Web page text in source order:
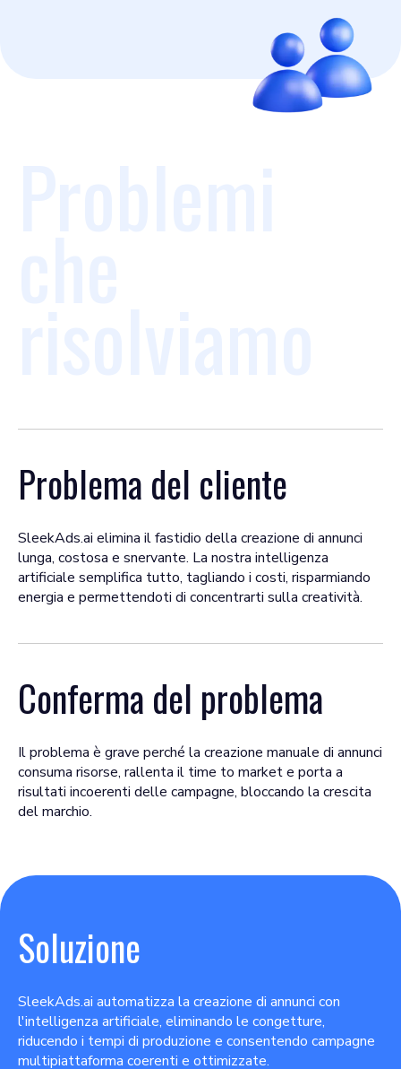
Problema del cliente
SleekAds.ai elimina il fastidio della creazione di annunci
lunga, costosa e snervante. La nostra intelligenza
artificiale semplifica tutto, tagliando i costi, risparmiando
energia e permettendoti di concentrarti sulla creatività.
Conferma del problema
Il problema è grave perché la creazione manuale di annunci
consuma risorse, rallenta il time to market e porta a
risultati incoerenti delle campagne, bloccando la crescita
del marchio.
Soluzione
SleekAds.ai automatizza la creazione di annunci con
l'intelligenza artificiale, eliminando le congetture,
riducendo i tempi di produzione e consentendo campagne
multipiattaforma coerenti e ottimizzate.